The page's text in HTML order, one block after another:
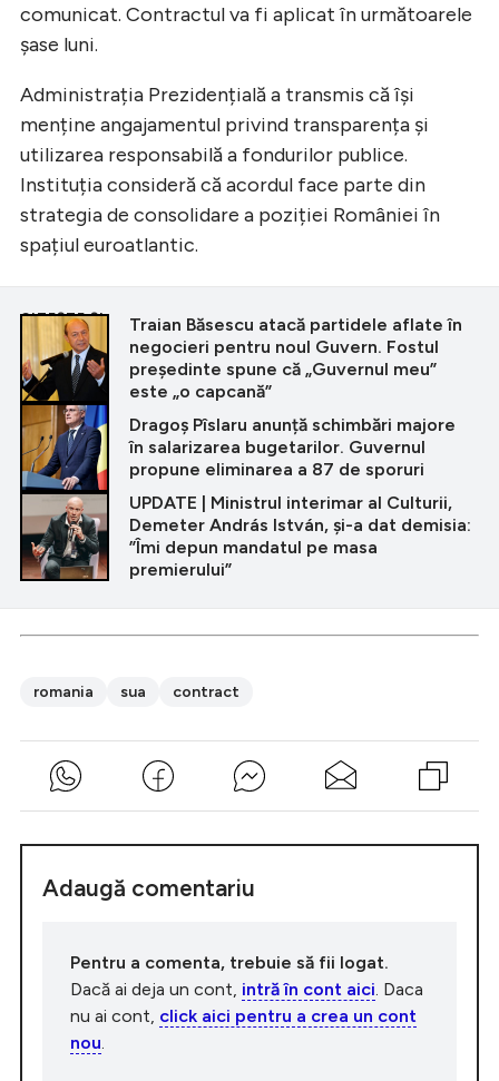
comunicat. Contractul va fi aplicat în următoarele
șase luni.
Administrația Prezidențială a transmis că își
menține angajamentul privind transparența și
utilizarea responsabilă a fondurilor publice.
Instituția consideră că acordul face parte din
strategia de consolidare a poziției României în
spațiul euroatlantic.
CITEȘTE ȘI
Traian Băsescu atacă partidele aflate în
negocieri pentru noul Guvern. Fostul
președinte spune că „Guvernul meu”
este „o capcană”
Dragoș Pîslaru anunță schimbări majore
în salarizarea bugetarilor. Guvernul
propune eliminarea a 87 de sporuri
UPDATE | Ministrul interimar al Culturii,
Demeter András István, și-a dat demisia:
”Îmi depun mandatul pe masa
premierului”
romania sua contract
Adaugă comentariu
Pentru a comenta, trebuie să fii logat.
Dacă ai deja un cont, intră în cont aici . Daca
nu ai cont, click aici pentru a crea un cont
nou